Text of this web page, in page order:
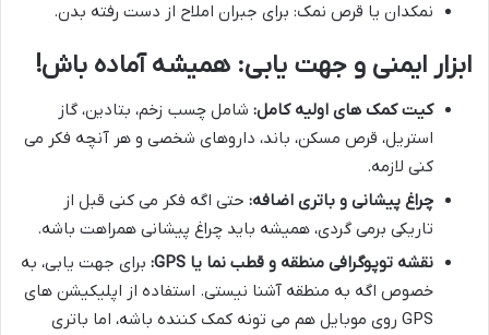
نمکدان یا قرص نمک: برای جبران املاح از دست رفته بدن.
ابزار ایمنی و جهت یابی: همیشه آماده باش!
کیت کمک های اولیه کامل: شامل چسب زخم، بتادین، گاز
استریل، قرص مسکن، باند، داروهای شخصی و هر آنچه فکر می
کنی لازمه.
چراغ پیشانی و باتری اضافه: حتی اگه فکر می کنی قبل از
تاریکی برمی گردی، همیشه باید چراغ پیشانی همراهت باشه.
نقشه توپوگرافی منطقه و قطب نما یا GPS:
برای جهت یابی، به
خصوص اگه به منطقه آشنا نیستی. استفاده از اپلیکیشن های
GPS روی موبایل هم می تونه کمک کننده باشه، اما باتری